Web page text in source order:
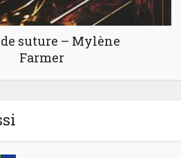
suture – Mylène
Farmer